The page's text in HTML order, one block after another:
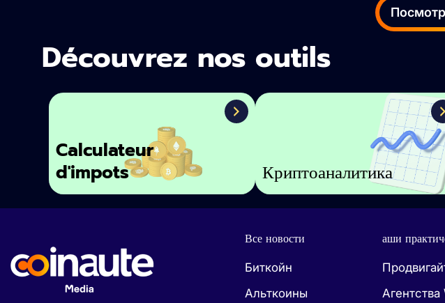
Découvrez nos outils
Calculateur
d'impots
Криптоаналитика
Все новости
Биткойн
Альткоины
аши
Агентства